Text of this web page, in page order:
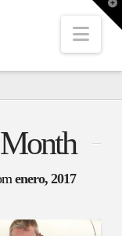
enero, 2017